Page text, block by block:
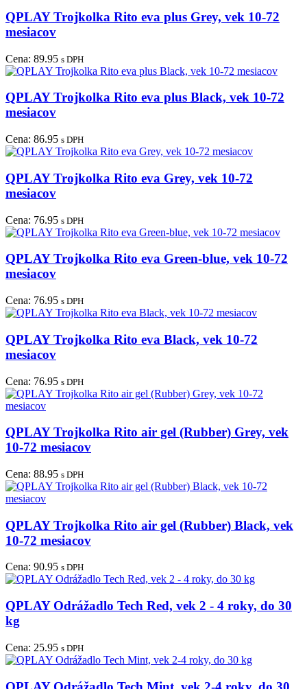
QPLAY Trojkolka Rito eva plus Grey, vek 10-72
mesiacov
Cena: 89.95 s DPH
QPLAY Trojkolka Rito eva plus Black, vek 10-72
mesiacov
Cena: 86.95 s DPH
QPLAY Trojkolka Rito eva Grey, vek 10-72
mesiacov
Cena: 76.95 s DPH
QPLAY Trojkolka Rito eva Green-blue, vek 10-72
mesiacov
Cena: 76.95 s DPH
QPLAY Trojkolka Rito eva Black, vek 10-72
mesiacov
Cena: 76.95 s DPH
QPLAY Trojkolka Rito air gel (Rubber) Grey, vek
10-72 mesiacov
Cena: 88.95 s DPH
QPLAY Trojkolka Rito air gel (Rubber) Black, vek
10-72 mesiacov
Cena: 90.95 s DPH
QPLAY Odrážadlo Tech Red, vek 2 - 4 roky, do 30
kg
Cena: 25.95 s DPH